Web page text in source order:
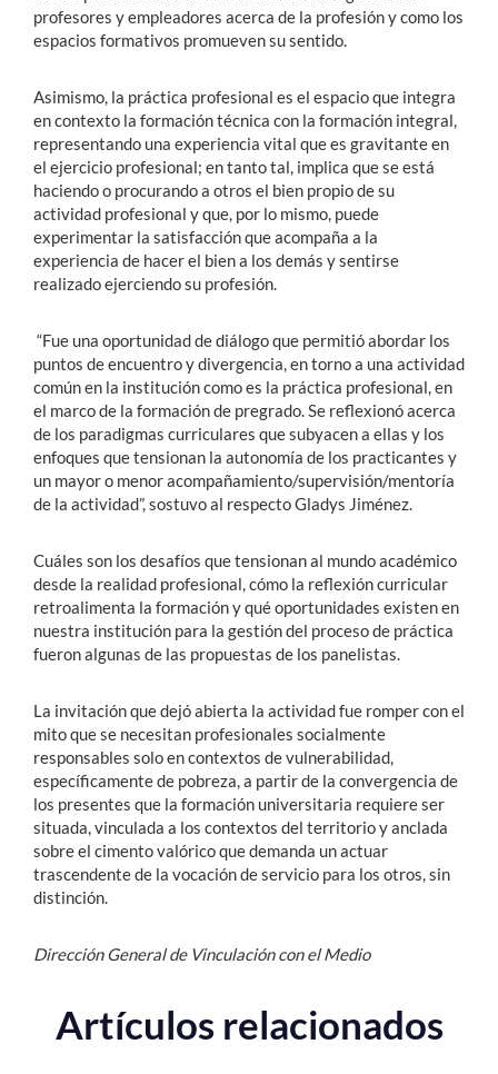
profesores y empleadores acerca de la profesión y como los
espacios formativos promueven su sentido.
Asimismo, la práctica profesional es el espacio que integra
en contexto la formación técnica con la formación integral,
representando una experiencia vital que es gravitante en
el ejercicio profesional; en tanto tal, implica que se está
haciendo o procurando a otros el bien propio de su
actividad profesional y que, por lo mismo, puede
experimentar la satisfacción que acompaña a la
experiencia de hacer el bien a los demás y sentirse
realizado ejerciendo su profesión.
“Fue una oportunidad de diálogo que permitió abordar los
puntos de encuentro y divergencia, en torno a una actividad
común en la institución como es la práctica profesional, en
el marco de la formación de pregrado. Se reflexionó acerca
de los paradigmas curriculares que subyacen a ellas y los
enfoques que tensionan la autonomía de los practicantes y
un mayor o menor acompañamiento/supervisión/mentoría
de la actividad”, sostuvo al respecto Gladys Jiménez.
Cuáles son los desafíos que tensionan al mundo académico
desde la realidad profesional, cómo la reflexión curricular
retroalimenta la formación y qué oportunidades existen en
nuestra institución para la gestión del proceso de práctica
fueron algunas de las propuestas de los panelistas.
La invitación que dejó abierta la actividad fue romper con el
mito que se necesitan profesionales socialmente
responsables solo en contextos de vulnerabilidad,
específicamente de pobreza, a partir de la convergencia de
los presentes que la formación universitaria requiere ser
situada, vinculada a los contextos del territorio y anclada
sobre el cimento valórico que demanda un actuar
trascendente de la vocación de servicio para los otros, sin
distinción.
Dirección General de Vinculación con el Medio
Artículos relacionados